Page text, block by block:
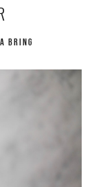
Bring